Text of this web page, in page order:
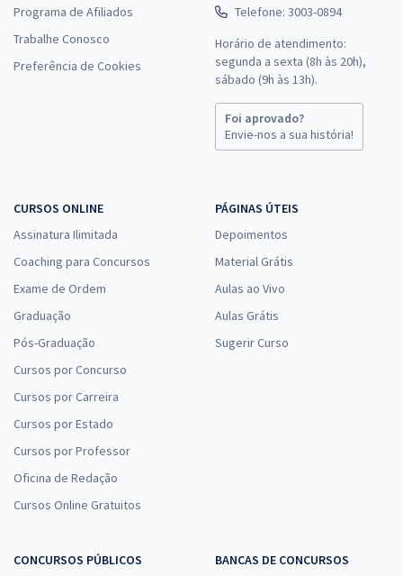
Programa de Afiliados
Trabalhe Conosco
Preferência de Cookies
Telefone: 3003-0894
Horário de atendimento:
segunda a sexta (8h às 20h),
sábado (9h às 13h).
Foi aprovado?
Envie-nos a sua história!
CURSOS ONLINE
Assinatura Ilimitada
Coaching para Concursos
Exame de Ordem
Graduação
Pós-Graduação
Cursos por Concurso
Cursos por Carreira
Cursos por Estado
Cursos por Professor
Oficina de Redação
Cursos Online Gratuitos
PÁGINAS ÚTEIS
Depoimentos
Material Grátis
Aulas ao Vivo
Aulas Grátis
Sugerir Curso
CONCURSOS PÚBLICOS
BANCAS DE CONCURSOS